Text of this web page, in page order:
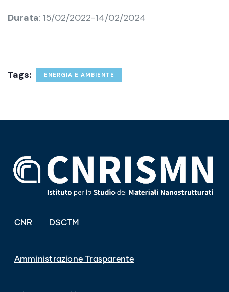
Durata: 15/02/2022-14/02/2024
Tags: ENERGIA E AMBIENTE
CNR DSCTM
Amministrazione Trasparente